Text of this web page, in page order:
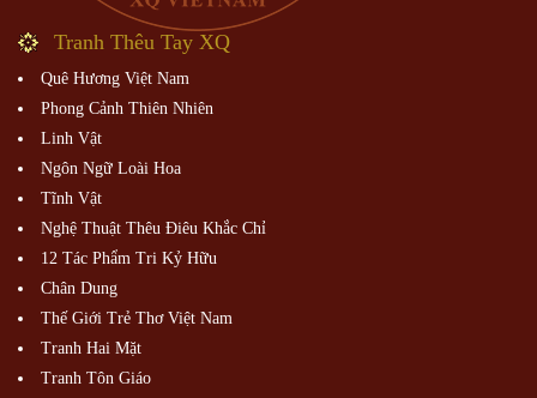
Tranh Thêu Tay XQ
Quê Hương Việt Nam
Phong Cảnh Thiên Nhiên
Linh Vật
Ngôn Ngữ Loài Hoa
Tĩnh Vật
Nghệ Thuật Thêu Điêu Khắc Chỉ
12 Tác Phẩm Tri Kỷ Hữu
Chân Dung
Thế Giới Trẻ Thơ Việt Nam
Tranh Hai Mặt
Tranh Tôn Giáo